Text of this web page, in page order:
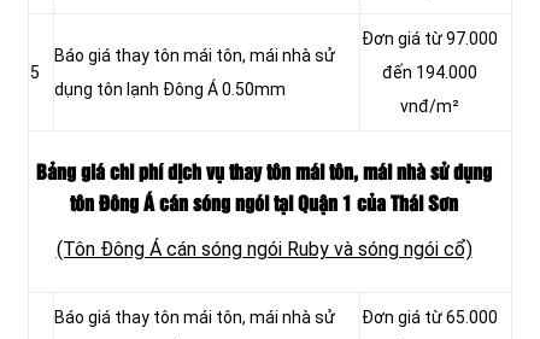
5
Báo giá thay tôn mái tôn, mái nhà sử
dụng tôn lạnh Đông Á 0.50mm
Đơn giá từ 97.000
đến 194.000
vnđ/m²
Bảng giá chi phí dịch vụ thay tôn mái tôn, mái nhà sử dụng
tôn Đông Á cán sóng ngói tại Quận 1 của Thái Sơn
(Tôn Đông Á cán sóng ngói Ruby và sóng ngói cổ)
Báo giá thay tôn mái tôn, mái nhà sử
Đơn giá từ 65.000